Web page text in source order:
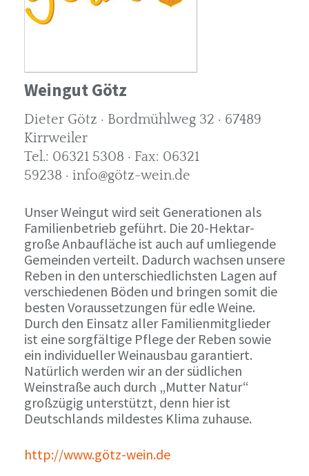
Weingut Götz
Dieter Götz · Bordmühlweg 32 · 67489
Kirrweiler
Tel.: 06321 5308 · Fax: 06321
59238 · info@götz-wein.de
Unser Weingut wird seit Generationen als
Familienbetrieb geführt. Die 20-Hektar-
große Anbaufläche ist auch auf umliegende
Gemeinden verteilt. Dadurch wachsen unsere
Reben in den unterschiedlichsten Lagen auf
verschiedenen Böden und bringen somit die
besten Voraussetzungen für edle Weine.
Durch den Einsatz aller Familienmitglieder
ist eine sorgfältige Pflege der Reben sowie
ein individueller Weinausbau garantiert.
Natürlich werden wir an der südlichen
Weinstraße auch durch „Mutter Natur“
großzügig unterstützt, denn hier ist
Deutschlands mildestes Klima zuhause.
http://www.götz-wein.de